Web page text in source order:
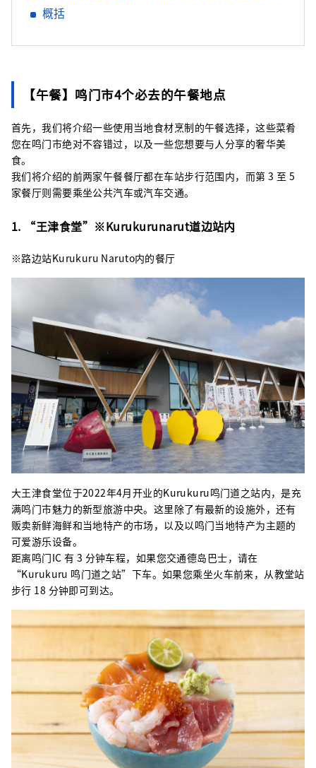
概括
【午餐】鸣门市4个必去的午餐地点
首先，我们将介绍一些使用当地食材烹制的午餐选择，这些菜肴
您在鸣门市绝对不容错过，以及一些您想要与人分享的奢华美
食。
我们将介绍的前两家午餐餐厅都在车站步行范围内，而第 3 至 5
家餐厅则需要乘坐公共汽车或汽车交通。
1. “王津食堂”※Kurukurunarut道边站内
※路边站Kurukuru Naruto内的餐厅
大王津食堂位于2022年4月开业的Kurukuru鸣门道之站内，是充
满鸣门市魅力的新型旅游中央。这里除了有最新的设施外，还有
贩卖新鲜海鲜和当地特产的市场，以及以鸣门当地特产为主题的
可爱游乐设备。
距离鸣门IC 有 3 分钟车程，如果您交通德岛巴士，请在
“Kurukuru 鸣门道之站”下车。如果您乘坐火车前来，从教堂站
步行 18 分钟即可到达。